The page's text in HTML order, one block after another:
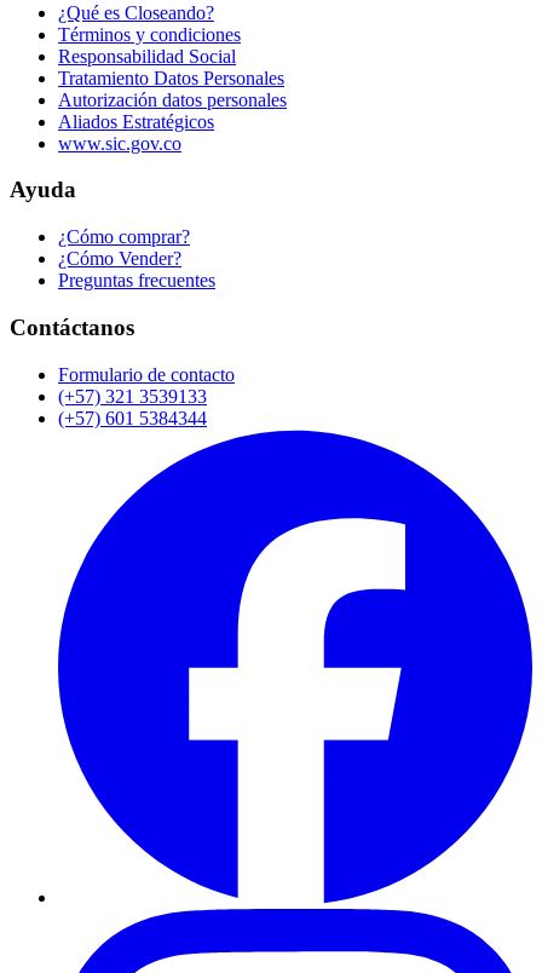
¿Qué es Closeando?
Términos y condiciones
Responsabilidad Social
Tratamiento Datos Personales
Autorización datos personales
Aliados Estratégicos
www.sic.gov.co
Ayuda
¿Cómo comprar?
¿Cómo Vender?
Preguntas frecuentes
Contáctanos
Formulario de contacto
(+57) 321 3539133
(+57) 601 5384344